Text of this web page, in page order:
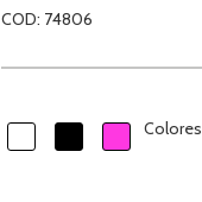
COD: 74806
Colores